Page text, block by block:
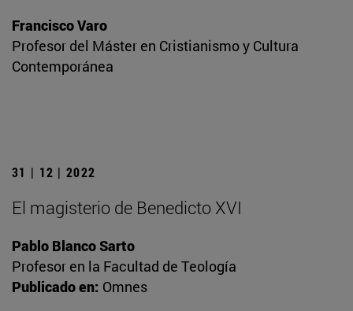
Francisco Varo
Profesor del Máster en Cristianismo y Cultura
Contemporánea
31 | 12 | 2022
El magisterio de Benedicto XVI
Pablo Blanco Sarto
Profesor en la Facultad de Teología
Publicado en: Omnes